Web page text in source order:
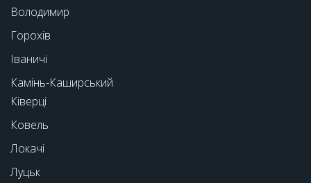
Володимир
Горохів
Іваничі
Камінь-Каширський
Ківерці
Ковель
Локачі
Луцьк